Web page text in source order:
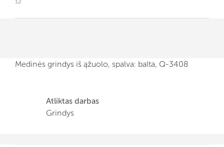
12
Medinės grindys iš ąžuolo, spalva: balta, Q-3408
Atliktas darbas
Grindys